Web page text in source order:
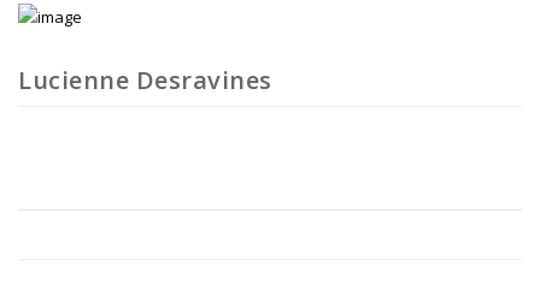
Lucienne Desravines